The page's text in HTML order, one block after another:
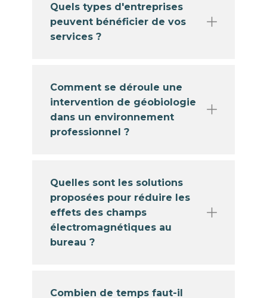
Quels types d'entreprises
peuvent bénéficier de vos
services ?
Comment se déroule une
intervention de géobiologie
dans un environnement
professionnel ?
Quelles sont les solutions
proposées pour réduire les
effets des champs
électromagnétiques au
bureau ?
Combien de temps faut-il